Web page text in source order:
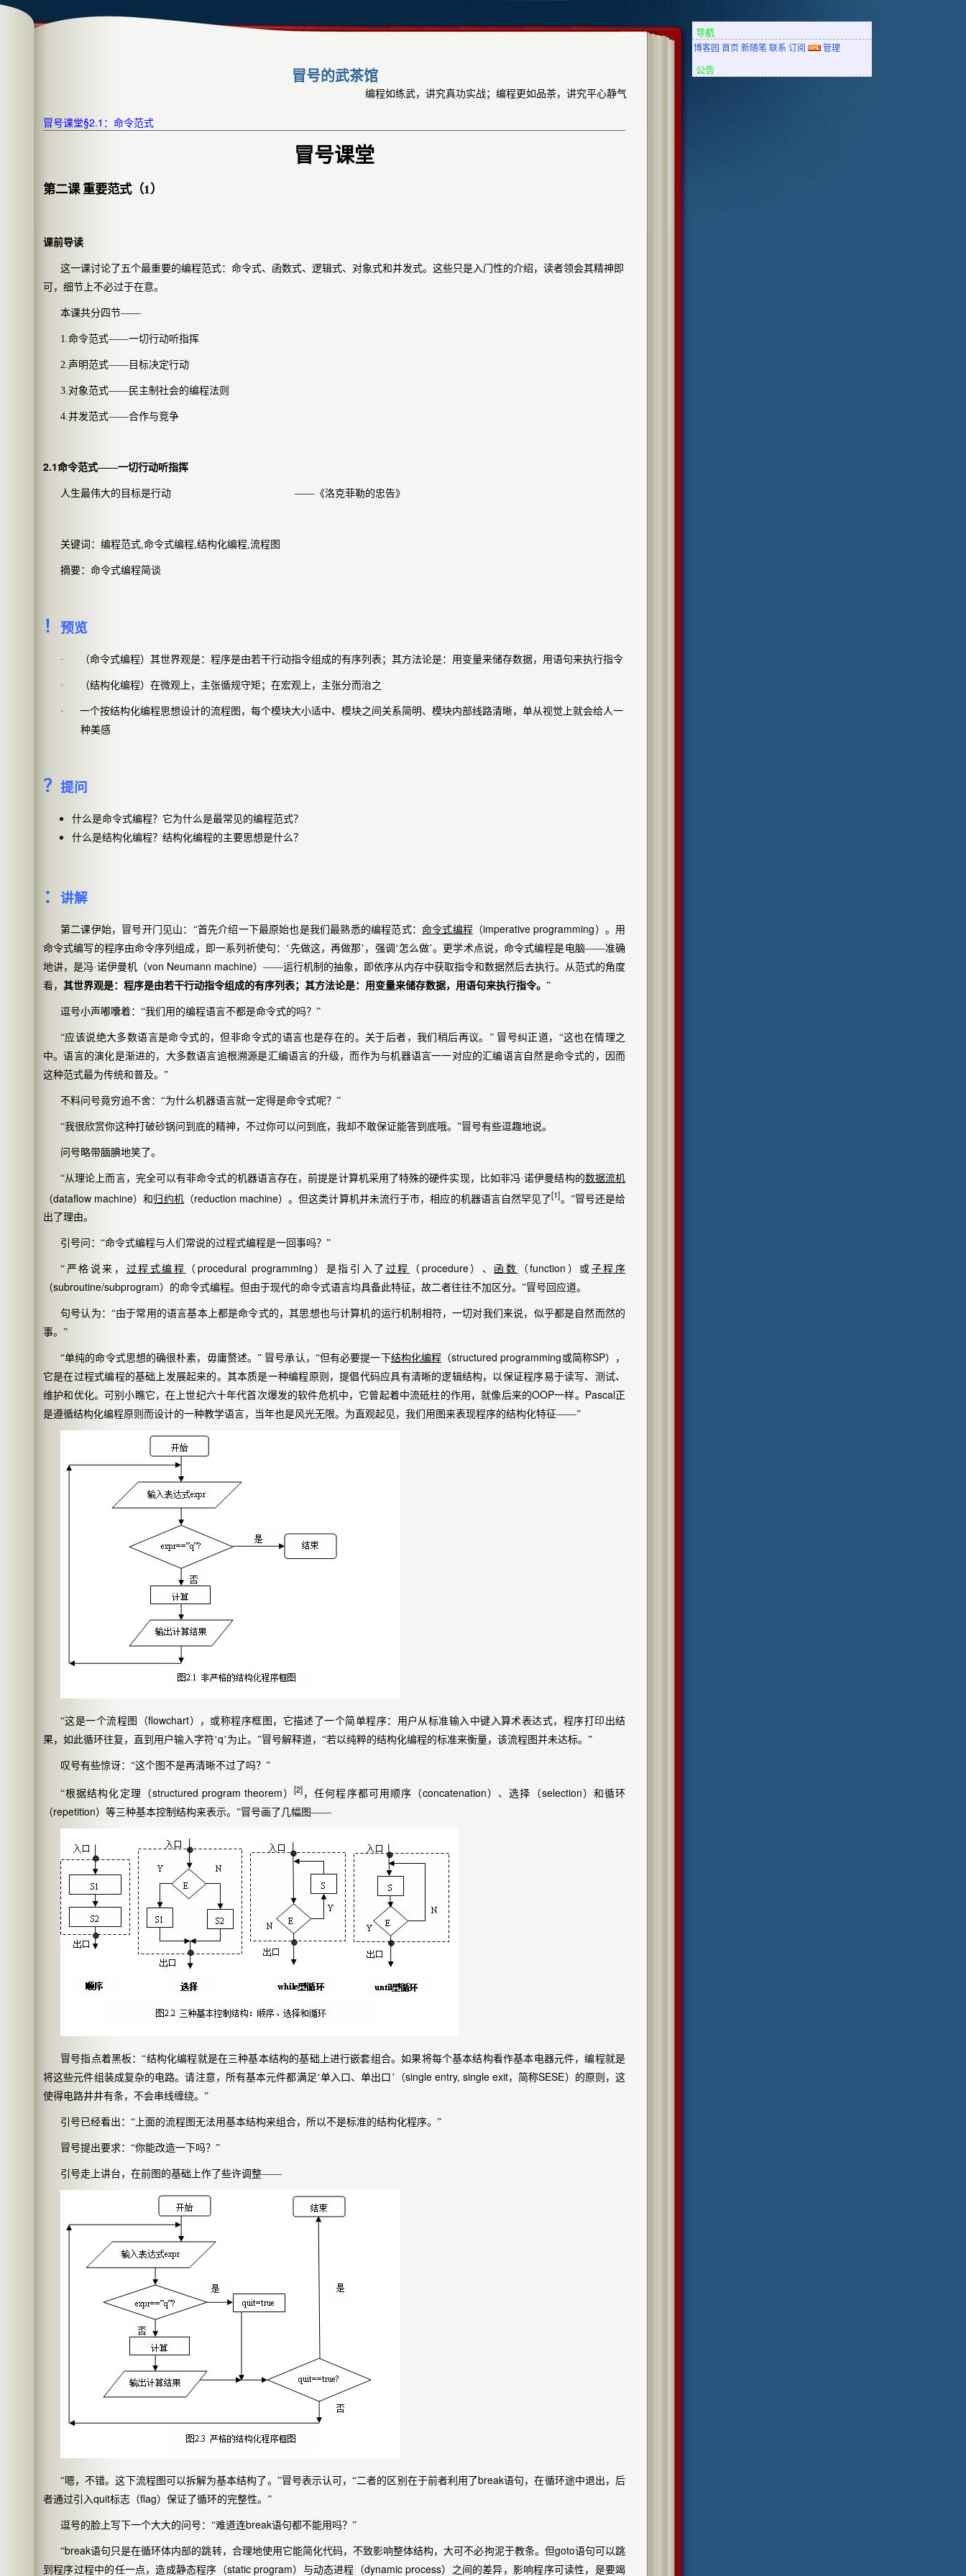
冒号的武茶馆
编程如练武，讲究真功实战；编程更如品茶，讲究平心静气
冒号课堂§2.1：命令范式
冒号课堂
第二课 重要范式（1）
课前导读
这一课讨论了五个最重要的编程范式：命令式、函数式、逻辑式、对象式和并发式。这些只是入门性的介绍，读者领会其精神即
可，细节上不必过于在意。
本课共分四节——
1. 命令范式——一切行动听指挥
2. 声明范式——目标决定行动
3. 对象范式——民主制社会的编程法则
4. 并发范式——合作与竞争
2.1命令范式——一切行动听指挥
人生最伟大的目标是行动 ——《洛克菲勒的忠告》
关键词：编程范式 命令式编程 结构化编程 流程图
摘要：命令式编程简谈
！ 预览
· （命令式编程）其世界观是：程序是由若干行动指令组成的有序列表；其方法论是：用变量来储存数据，用语句来执行指令
· （结构化编程）在微观上，主张循规守矩；在宏观上，主张分而治之
·
一个按结构化编程思想设计的流程图，每个模块大小适中、模块之间关系简明、模块内部线路清晰，单从视觉上就会给人一
种美感
？ 提问
什么是命令式编程？它为什么是最常见的编程范式？
什么是结构化编程？结构化编程的主要思想是什么？
： 讲解
第二课伊始，冒号开门见山：“首先介绍一下最原始也是我们最熟悉的编程范式：命令式编程 （imperative programming）。用
命令式编写的程序由命令序列组成，即一系列祈使句：‘先做这，再做那’，强调‘怎么做’。更学术点说，命令式编程是电脑——准确
地讲，是冯·诺伊曼机（von Neumann machine）——运行机制的抽象 ，即依序从内存中获取指令和数据然后去执行。从范式的角度
看， 其世界观是：程序是由若干行动指令组成的有序列表；其方法论是：用变量来储存数据，用语句来执行指令。 ”
逗号小声嘟囔着：“我们用的编程语言不都是命令式的吗？”
“应该说绝大多数语言是命令式的，但非命令式的语言也是存在的。关于后者，我们稍后再议。” 冒号纠正道，“这也在情理之
中。语言的演化是渐进的，大多数语言追根溯源是汇编语言的升级，而作为与机器语言一一对应的汇编语言自然是命令式的，因而
这种范式最为传统和普及。”
不料问号竟穷追不舍：“为什么机器语言就一定得是命令式呢？”
“我很欣赏你这种打破砂锅问到底的精神，不过你可以问到底，我却不敢保证能答到底哦。”冒号有些逗趣地说。
问号略带腼腆地笑了。
“从理论上而言，完全可以有非命令式的机器语言存在，前提是计算机采用了特殊的硬件实现，比如非冯·诺伊曼结构的数据流机
（dataflow machine）和归约机（reduction machine）。但这类计算机并未流行于市，相应的机器语言自然罕见了[1]。”冒号还是给
出了理由。
引号问：“命令式编程与人们常说的过程式编程是一回事吗？”
“ 严格说来， 过程式编程 （procedural programming ）是指引入了 过程 （ procedure）、 函数 （function ）或 子程序
（subroutine/subprogram）的命令式编程。但由于现代的命令式语言均具备此特征，故二者往往不加区分。”冒号回应道。
句号认为：“由于常用的语言基本上都是命令式的，其思想也与计算机的运行机制相符，一切对我们来说，似乎都是自然而然的
事。”
“单纯的命令式思想的确很朴素，毋庸赘述。” 冒号承认，“但有必要提一下结构化编程 （structured programming 或简称SP），
它是在过程式编程的基础上发展起来的。其本质是一种编程原则，提倡代码应具有清晰的逻辑结构，以保证程序易于读写、测试、
维护和优化。可别小瞧它，在上世纪六十年代首次爆发的软件危机中，它曾起着中流砥柱的作用，就像后来的OOP一样。 Pascal正
是遵循结构化编程原则而设计的一种教学语言，当年也是风光无限。为直观起见，我们用图来表现程序的结构化特征——”
“这是一个流程图（flowchart），或称程序框图，它描述了一个简单程序：用户从标准输入中键入算术表达式，程序打印出结
果，如此循环往复，直到用户输入字符‘q’为止。”冒号解释道，“若以纯粹的结构化编程的标准来衡量，该流程图并未达标。”
叹号有些惊讶：“这个图不是再清晰不过了吗？”
“根据结构化定理（structured program theorem ）[2] ，任何程序都可用顺序（concatenation ）、选择（selection ）和循环
（repetition）等三种基本控制结构来表示。”冒号画了几幅图——
冒号指点着黑板：“结构化编程就是在三种基本结构的基础上进行嵌套组合。如果将每个基本结构看作基本电器元件，编程就是
将这些元件组装成复杂的电路。请注意，所有基本元件都满足‘单入口、单出口’（single entry, single exit，简称SESE）的原则，这
使得电路井井有条，不会串线缠绕。”
引号已经看出：“上面的流程图无法用基本结构来组合，所以不是标准的结构化程序。”
冒号提出要求：“你能改造一下吗？”
引号走上讲台，在前图的基础上作了些许调整——
“嗯，不错。这下流程图可以拆解为基本结构了。”冒号表示认可，“二者的区别在于前者利用了break语句，在循环途中退出，后
者通过引入quit标志（flag）保证了循环的完整性。”
逗号的脸上写下一个大大的问号：“难道连break语句都不能用吗？”
“break语句只是在循环体内部的跳转，合理地使用它能简化代码，不致影响整体结构，大可不必拘泥于教条。但goto语句可以跳
到程序过程中的任一点，造成静态程序 （static program）与动态进程 （dynamic process）之间的差异，影响程序可读性，是要竭
导航
博客园 首页新随笔联系 订阅 管理
公告